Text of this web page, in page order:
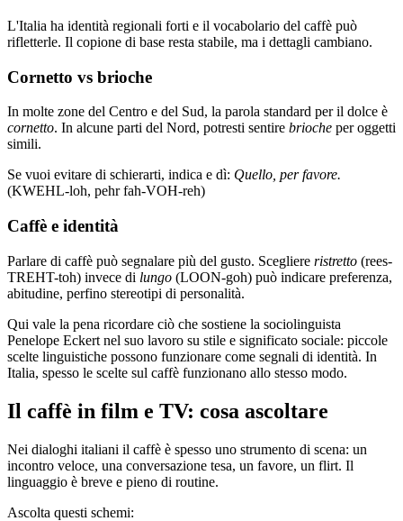
L'Italia ha identità regionali forti e il vocabolario del caffè può
rifletterle. Il copione di base resta stabile, ma i dettagli cambiano.
Cornetto vs brioche
In molte zone del Centro e del Sud, la parola standard per il dolce è
cornetto. In alcune parti del Nord, potresti sentire brioche per oggetti
simili.
Se vuoi evitare di schierarti, indica e dì: Quello, per favore.
(KWEHL-loh, pehr fah-VOH-reh)
Caffè e identità
Parlare di caffè può segnalare più del gusto. Scegliere ristretto (rees-
TREHT-toh) invece di lungo (LOON-goh) può indicare preferenza,
abitudine, perfino stereotipi di personalità.
Qui vale la pena ricordare ciò che sostiene la sociolinguista
Penelope Eckert nel suo lavoro su stile e significato sociale: piccole
scelte linguistiche possono funzionare come segnali di identità. In
Italia, spesso le scelte sul caffè funzionano allo stesso modo.
Il caffè in film e TV: cosa ascoltare
Nei dialoghi italiani il caffè è spesso uno strumento di scena: un
incontro veloce, una conversazione tesa, un favore, un flirt. Il
linguaggio è breve e pieno di routine.
Ascolta questi schemi: